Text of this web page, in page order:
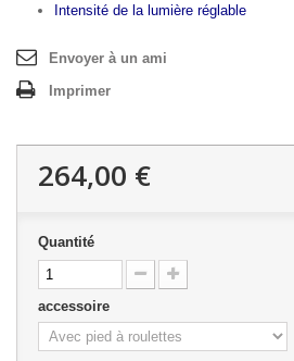
Intensité de la lumière réglable
Envoyer à un ami
Imprimer
264,00 €
Quantité
accessoire